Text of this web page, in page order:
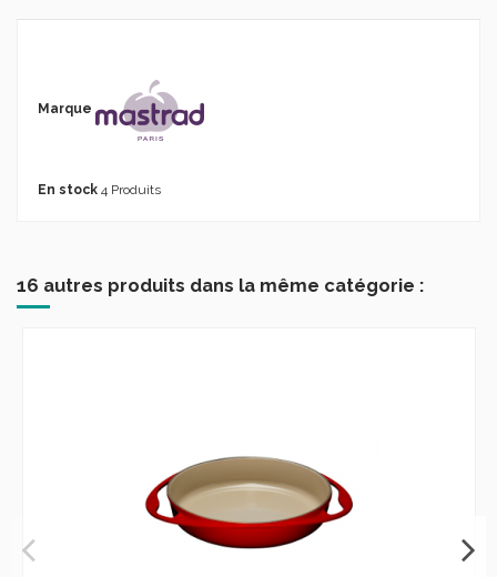
Marque
En stock 4 Produits
16 autres produits dans la même catégorie :